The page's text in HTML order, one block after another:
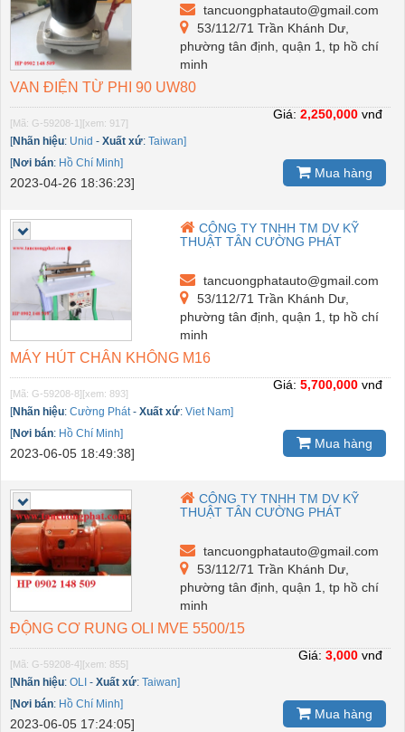
tancuongphatauto@gmail.com
53/112/71 Trần Khánh Dư,
phường tân định, quận 1, tp hồ chí
minh
VAN ĐIỆN TỪ PHI 90 UW80
[Mã: G-59208-1][xem: 917]
[Nhãn hiệu: Unid - Xuất xứ: Taiwan]
[Nơi bán: Hồ Chí Minh]
2023-04-26 18:36:23]
Giá: 2,250,000 vnđ
Mua hàng
CÔNG TY TNHH TM DV KỸ
THUẬT TÂN CƯỜNG PHÁT
tancuongphatauto@gmail.com
53/112/71 Trần Khánh Dư,
phường tân định, quận 1, tp hồ chí
minh
MÁY HÚT CHÂN KHÔNG M16
[Mã: G-59208-8][xem: 893]
[Nhãn hiệu: Cường Phát- Xuất xứ: Viet Nam]
[Nơi bán: Hồ Chí Minh]
2023-06-05 18:49:38]
Giá: 5,700,000 vnđ
Mua hàng
CÔNG TY TNHH TM DV KỸ
THUẬT TÂN CƯỜNG PHÁT
tancuongphatauto@gmail.com
53/112/71 Trần Khánh Dư,
phường tân định, quận 1, tp hồ chí
minh
ĐỘNG CƠ RUNG OLI MVE 5500/15
[Mã: G-59208-4][xem: 855]
[Nhãn hiệu: OLI - Xuất xứ: Taiwan]
[Nơi bán: Hồ Chí Minh]
2023-06-05 17:24:05]
Giá: 3,000 vnđ
Mua hàng